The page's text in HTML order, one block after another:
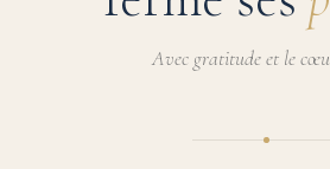
Avec gratitude et le